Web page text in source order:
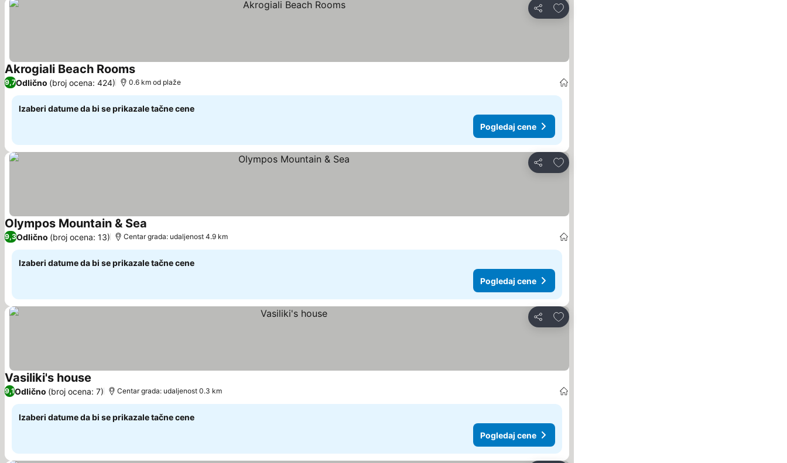
Deli
Dodati u favorite
Akrogiali Beach RoomsPogledaj cene
9,7Odlično (broj ocena: 424) 0.6 km od plaže
Izaberi datume da bi se prikazale tačne cene
Pogledaj cene
Deli
Dodati u favorite
Olympos Mountain & Sea
9,3Odlično (broj ocena: 13) Centar grada: udaljenost 4.9 km
Izaberi datume da bi se prikazale tačne cene
Pogledaj cene
Deli
Dodati u favorite
Vasiliki's house Pogledaj cene
9,1Odlično (broj ocena: 7) Centar grada: udaljenost 0.3 km
Izaberi datume da bi se prikazale tačne cene
Pogledaj cene